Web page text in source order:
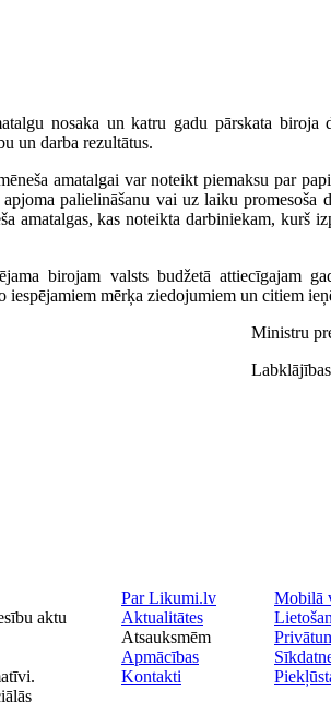
nosaka un katru gadu pārskata biroja
un darba rezultātus.
amatalgai var noteikt piemaksu par
palielināšanu vai uz laiku promesoša
amatalgas, kas noteikta darbiniekam, kurš
birojam valsts budžetā attiecīgajam
iespējamiem mērķa ziedojumiem un citiem
Ministru
aktu
Par Likumi.lv
Aktualitātes
Atsauksmēm
Apmācības
Kontakti
Mobilā